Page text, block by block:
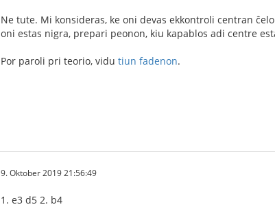
Ne tute. Mi konsideras, ke oni devas ekkontroli centran
oni estas nigra, prepari peonon, kiu kapablos adi centre
Por paroli pri teorio, vidu tiun fadenon.
9. Oktober 2019 21:56:49
1. e3 d5 2. b4